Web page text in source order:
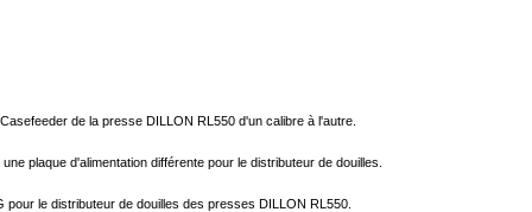
de la presse DILLON RL550 d'un calibre à l'autre.
plaque d'alimentation différente pour le distributeur de douilles.
le distributeur de douilles des presses DILLON RL550.